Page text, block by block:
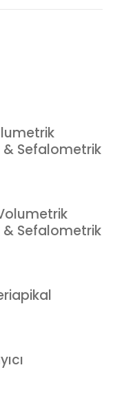
Sefalometrik
Volumetrik
Sefalometrik